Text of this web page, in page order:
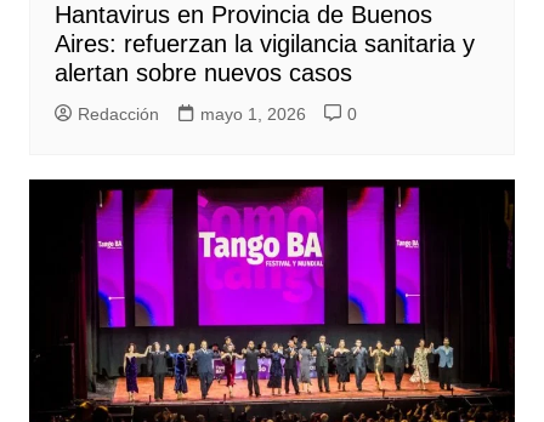
Hantavirus en Provincia de Buenos
Aires: refuerzan la vigilancia sanitaria y
alertan sobre nuevos casos
Redacción mayo 1, 2026 0